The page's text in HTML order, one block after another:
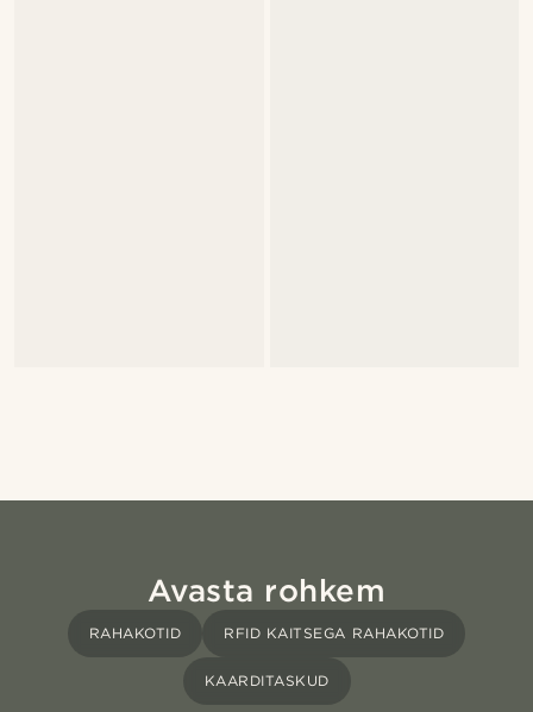
Avasta rohkem
RAHAKOTID RFID KAITSEGA RAHAKOTID
KAARDITASKUD